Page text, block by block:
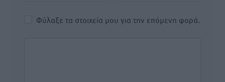
Φύλαξε τα στοιχεία μου για την επόμενη φορά.